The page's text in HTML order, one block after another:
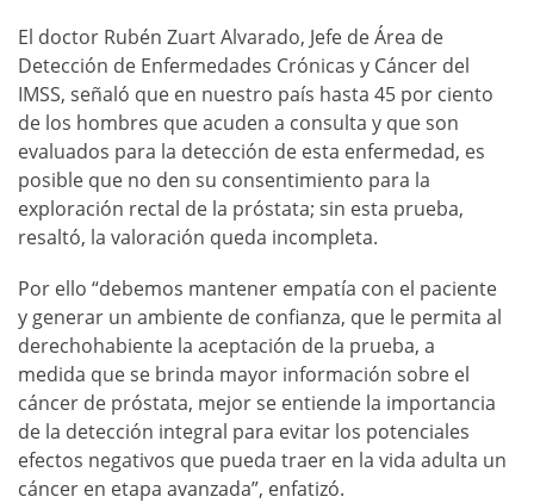
El doctor Rubén Zuart Alvarado, Jefe de Área de
Detección de Enfermedades Crónicas y Cáncer del
IMSS, señaló que en nuestro país hasta 45 por ciento
de los hombres que acuden a consulta y que son
evaluados para la detección de esta enfermedad, es
posible que no den su consentimiento para la
exploración rectal de la próstata; sin esta prueba,
resaltó, la valoración queda incompleta.
Por ello “debemos mantener empatía con el paciente
y generar un ambiente de confianza, que le permita al
derechohabiente la aceptación de la prueba, a
medida que se brinda mayor información sobre el
cáncer de próstata, mejor se entiende la importancia
de la detección integral para evitar los potenciales
efectos negativos que pueda traer en la vida adulta un
cáncer en etapa avanzada”, enfatizó.